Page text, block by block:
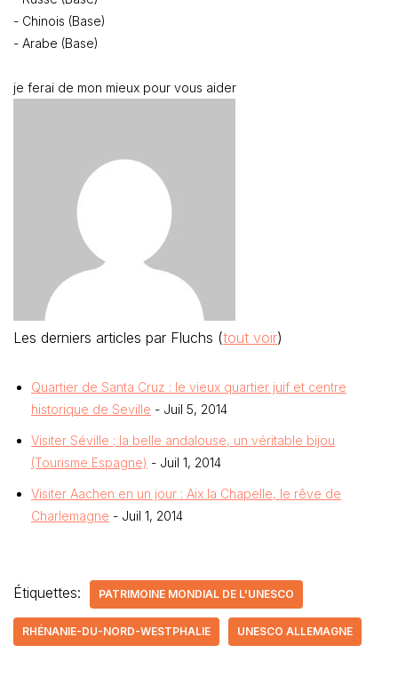
- Chinois (Base)
- Arabe (Base)
je ferai de mon mieux pour vous aider
Les derniers articles par Fluchs (tout voir)
Quartier de Santa Cruz : le vieux quartier juif et centre
historique de Seville - Juil 5, 2014
Visiter Séville ; la belle andalouse, un véritable bijou
(Tourisme Espagne) - Juil 1, 2014
Visiter Aachen en un jour : Aix la Chapelle, le rêve de
Charlemagne - Juil 1, 2014
Étiquettes: PATRIMOINE MONDIAL DE L'UNESCO
RHÉNANIE-DU-NORD-WESTPHALIE UNESCO ALLEMAGNE